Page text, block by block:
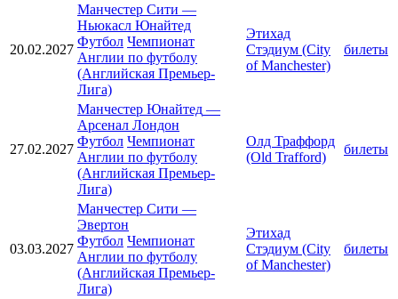
20.02.2027
Манчестер Сити —
Ньюкасл Юнайтед
Футбол Чемпионат
Англии по футболу
(Английская Премьер-
Лига)
Этихад
Стэдиум (City
of Manchester)
билеты
27.02.2027
Манчестер Юнайтед —
Арсенал Лондон
Футбол Чемпионат
Англии по футболу
(Английская Премьер-
Лига)
Олд Траффорд
(Old Trafford)
билеты
03.03.2027
Манчестер Сити —
Эвертон
Футбол Чемпионат
Англии по футболу
(Английская Премьер-
Лига)
Этихад
Стэдиум (City
of Manchester)
билеты